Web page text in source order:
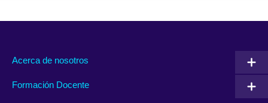
Acerca de nosotros
Formación Docente